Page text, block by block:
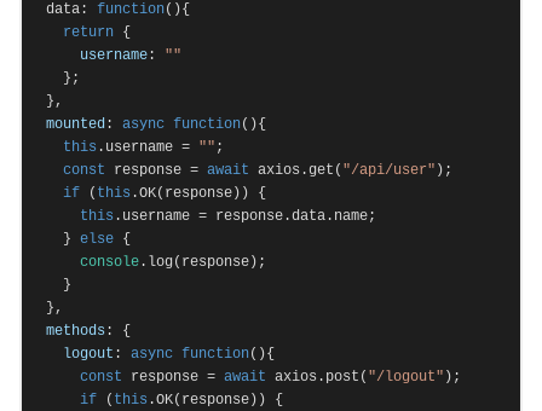
  data:
function( ){
return {
username : ""
    };
  },
mounted : async function( ){
this .username = "" ;
const response = await axios.get( "/api/user" );
if ( this .OK(response)) {
this .username = response.data.name;
    }
else {
console .log(response);
    }
  },
methods : {
logout : async function( ){
const response = await axios.post( "/logout" );
if ( this .OK(response)) {